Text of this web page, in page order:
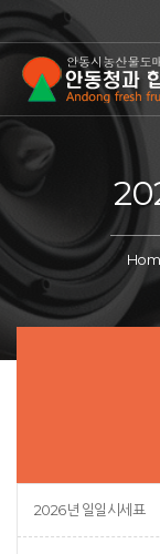
2026년 일일시세표